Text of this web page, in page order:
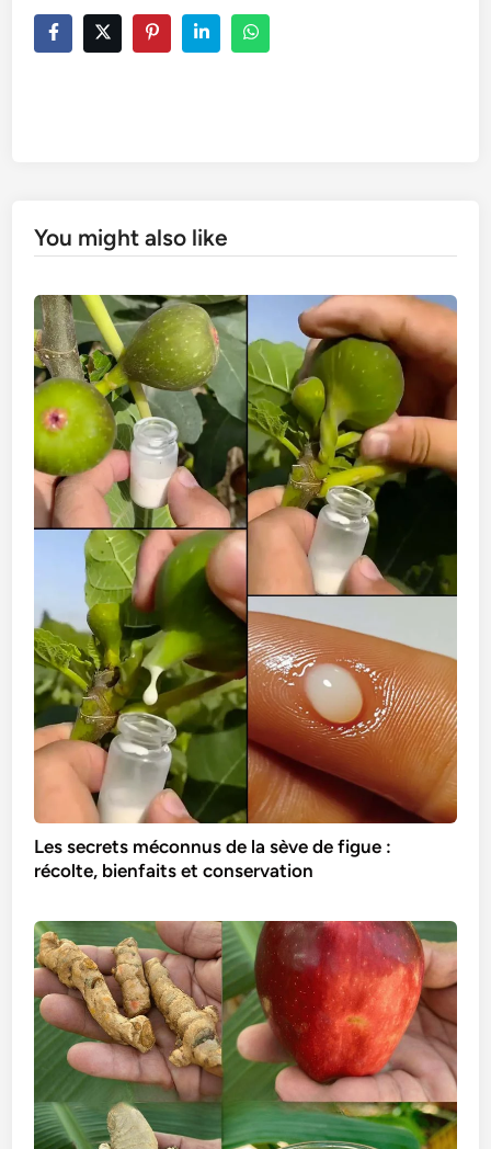
You might also like
Les secrets méconnus de la sève de figue :
récolte, bienfaits et conservation